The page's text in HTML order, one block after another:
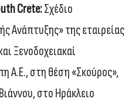
Crete:Σχέδιο
Ανάπτυξης» της εταιρείας
Ξενοδοχειακαί
Α.Ε., στη θέση «Σκούρος»,
στο Ηράκλειο